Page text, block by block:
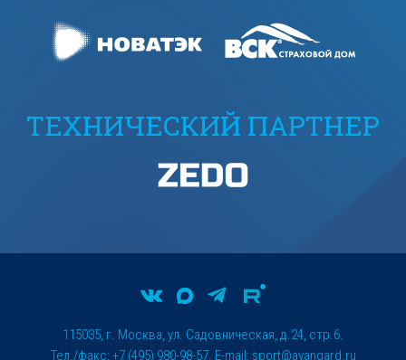
ТЕХНИЧЕСКИЙ ПАРТНЕР
115035, г. Москва, ул. Садовническая, д.24, стр.6.
Тел./факс: +7 (495) 980-98-57. E-mail: sport@avangard.ru